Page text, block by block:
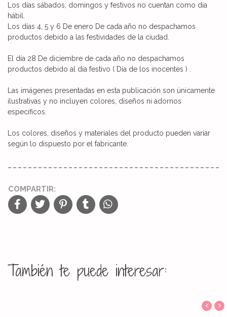
Los días sábados, domingos y festivos no cuentan como día
hábil.
Los días 4, 5 y 6 De enero De cada año no despachamos
productos debido a las festividades de la ciudad.
El día 28 De diciembre de cada año no despachamos
productos debido al día festivo ( Dia de los inocentes ) .
Las imágenes presentadas en esta publicación son únicamente
ilustrativas y no incluyen colores, diseños ni adornos
específicos.
Los colores, diseños y materiales del producto pueden variar
según lo dispuesto por el fabricante.
COMPARTIR:
También te puede interesar:
‹ ›